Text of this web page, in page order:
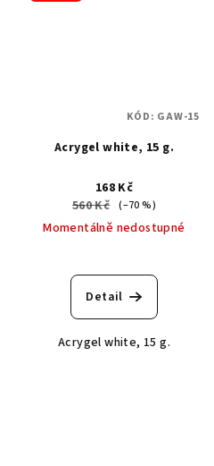
Acrygel white, 15 g.
168 Kč
560 Kč (–70 %)
Momentálně nedostupné
Detail
Acrygel white, 15 g.
KÓD: GAW-15